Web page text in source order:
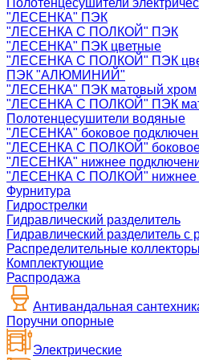
Полотенцесушители
"ЛЕСЕНКА" ПЭК
"ЛЕСЕНКА С ПОЛКОЙ" ПЭК
"ЛЕСЕНКА" ПЭК цветные
"ЛЕСЕНКА С ПОЛКОЙ" ПЭК
ПЭК "АЛЮМИНИЙ"
"ЛЕСЕНКА" ПЭК матовый хром
"ЛЕСЕНКА С ПОЛКОЙ" ПЭК
Полотенцесушители водяные
"ЛЕСЕНКА" боковое
"ЛЕСЕНКА С ПОЛКОЙ" боковое
"ЛЕСЕНКА" нижнее
"ЛЕСЕНКА С ПОЛКОЙ" нижнее
Фурнитура
Гидрострелки
Гидравлический разделитель
Гидравлический разделитель
Распределительные коллекторы
Комплектующие
Распродажа
Антивандальная
Поручни опорные
Электрические